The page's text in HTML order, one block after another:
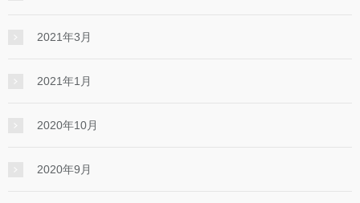
2021年3月
2021年1月
2020年10月
2020年9月